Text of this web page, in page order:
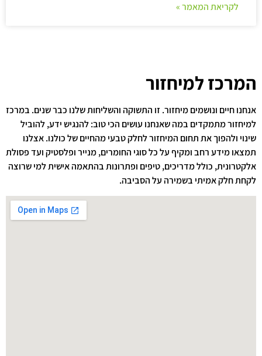
לקריאת המאמר »
המרכז למיחזור
אנחנו חיים ונושמים מיחזור. זו התשוקה והשליחות שלנו כבר שנים. במרכז
למיחזור מתמקדים במה שאנחנו עושים הכי טוב: להנגיש ידע, להוביל
שינוי ולהפוך את תחום המיחזור לחלק טבעי מהחיים של כולנו. אצלנו
תמצאו מידע רחב ומקיף על כל סוגי החומרים, מנייר ופלסטיק ועד פסולת
אלקטרונית, כולל מדריכים, טיפים ופתרונות בהתאמה אישית למי שרוצה
לקחת חלק אמיתי בשמירה על הסביבה.